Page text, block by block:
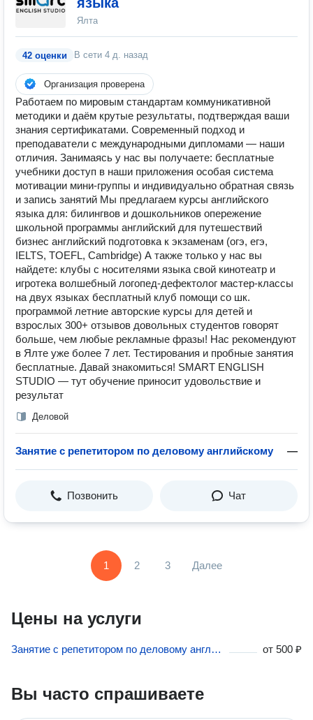
Ялта
42 оценки В сети 4 д. назад
Организация проверена
Работаем по мировым стандартам коммуникативной
методики и даём крутые результаты, подтверждая ваши
знания сертификатами. Современный подход и
преподаватели с международными дипломами — наши
отличия. Занимаясь у нас вы получаете: бесплатные
учебники доступ в наши приложения особая система
мотивации мини-группы и индивидуально обратная связь
и запись занятий Мы предлагаем курсы английского
языка для: билингвов и дошкольников опережение
школьной программы английский для путешествий
бизнес английский подготовка к экзаменам (огэ, егэ,
IELTS, TOEFL, Cambridge) А также только у нас вы
найдете: клубы с носителями языка свой кинотеатр и
игротека волшебный логопед-дефектолог мастер-классы
на двух языках бесплатный клуб помощи со шк.
программой летние авторские курсы для детей и
взрослых 300+ отзывов довольных студентов говорят
больше, чем любые рекламные фразы! Нас рекомендуют
в Ялте уже более 7 лет. Тестирования и пробные занятия
бесплатные. Давай знакомиться! SMART ENGLISH
STUDIO — тут обучение приносит удовольствие и
результат
Деловой
Занятие с репетитором по деловому английскому —
Позвонить Чат
1 2 3 Далее
Цены на услуги
Занятие с репетитором по деловому английскому в Республике Крым от 500 ₽
Вы часто спрашиваете